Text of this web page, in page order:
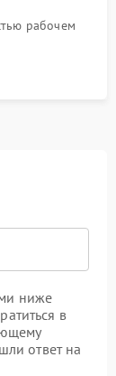
рабочем
ниже
в
ответ на